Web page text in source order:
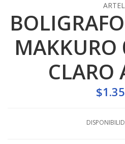
ARTEL
MAKKURO
CLARO